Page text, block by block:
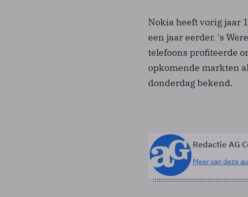
Nokia heeft vorig jaar
een jaar eerder. 's
telefoons profiteerde
opkomende markten
donderdag bekend.
Redactie AG
Meer van deze